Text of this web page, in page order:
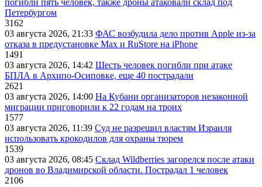
погибли пять человек, также дроны атаковали склад под
Петербургом
3162
03 августа 2026, 21:33 ФАС возбудила дело против Apple из-за
отказа в предустановке Max и RuStore на iPhone
1491
03 августа 2026, 14:42 Шесть человек погибли при атаке
БПЛА в Архипо-Осиповке, еще 40 пострадали
2621
03 августа 2026, 14:00 На Кубани организаторов незаконной
миграции приговорили к 22 годам на троих
1577
03 августа 2026, 11:39 Суд не разрешил властям Израиля
использовать крокодилов для охраны тюрем
1539
03 августа 2026, 08:45 Склад Wildberries загорелся после атаки
дронов во Владимирской области. Пострадал 1 человек
2106